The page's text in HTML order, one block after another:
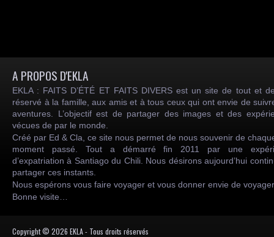
A PROPOS D'EKLA
EKLA : FAITS D’ÉTÉ ET FAITS DIVERS est un site de tout et
réservé à la famille, aux amis et à tous ceux qui ont envie de
aventures. L’objectif est de partager des images et des
vécues de par le monde.
Créé par Ed & Cla, ce site nous permet de nous souvenir de
moment passé. Tout a démarré fin 2011 par une
d’expatriation à Santiago du Chili. Nous désirons aujourd’hui
partager ces instants.
Nous espérons vous faire voyager et vous donner envie de
Bonne visite…
Copyright © 2026 EKLA - Tous droits réservés